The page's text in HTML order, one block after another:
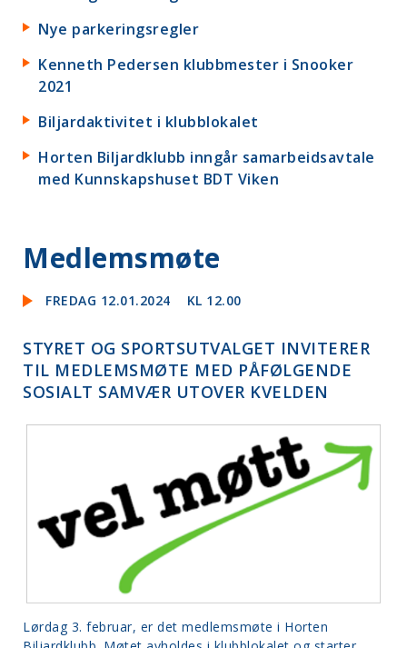
Nye parkeringsregler
Kenneth Pedersen klubbmester i Snooker
2021
Biljardaktivitet i klubblokalet
Horten Biljardklubb inngår samarbeidsavtale
med Kunnskapshuset BDT Viken
Medlemsmøte
FREDAG 12.01.2024 KL 12.00
STYRET OG SPORTSUTVALGET INVITERER
TIL MEDLEMSMØTE MED PÅFØLGENDE
SOSIALT SAMVÆR UTOVER KVELDEN
Lørdag 3. februar, er det medlemsmøte i Horten